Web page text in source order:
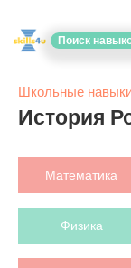
Поиск
Школьные
История
Математика
Физика